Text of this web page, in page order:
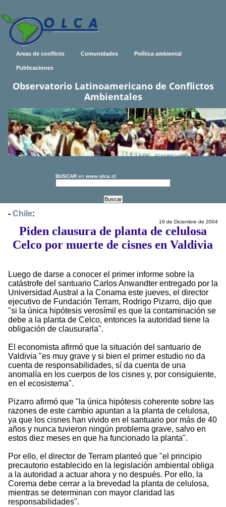
Areas de conflicto Comunidades Política ambiental
Publicaciones
Observatorio Latinoamericano de Conflictos
Ambientales
BUSCAR en www.olca.cl
- Chile:
16 de Diciembre de 2004
Piden clausura de planta de celulosa
Celco por muerte de cisnes en Valdivia
Luego de darse a conocer el primer informe sobre la
catástrofe del santuario Carlos Anwandter entregado por la
Universidad Austral a la Conama este jueves, el director
ejecutivo de Fundación Terram, Rodrigo Pizarro, dijo que
"si la única hipótesis verosímil es que la contaminación se
debe a la planta de Celco, entonces la autoridad tiene la
obligación de clausurarla".
El economista afirmó que la situación del santuario de
Valdivia "es muy grave y si bien el primer estudio no da
cuenta de responsabilidades, sí da cuenta de una
anomalía en los cuerpos de los cisnes y, por consiguiente,
en el ecosistema".
Pizarro afirmó que "la única hipótesis coherente sobre las
razones de este cambio apuntan a la planta de celulosa,
ya que los cisnes han vivido en el santuario por más de 40
años y nunca tuvieron ningún problema grave, salvo en
estos diez meses en que ha funcionado la planta".
Por ello, el director de Terram planteó que "el principio
precautorio establecido en la legislación ambiental obliga
a la autoridad a actuar ahora y no después. Por ello, la
Corema debe cerrar a la brevedad la planta de celulosa,
mientras se determinan con mayor claridad las
responsabilidades".